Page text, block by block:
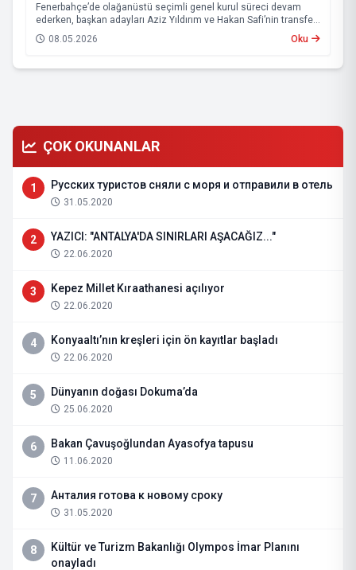
Fenerbahçe’de olağanüstü seçimli genel kurul süreci devam
ederken, başkan adayları Aziz Yıldırım ve Hakan Safi’nin transfer
çalışmalarına da hız verdiği öne sürüldü.
08.05.2026 Oku
ÇOK OKUNANLAR
1 Русских туристов сняли с моря и отправили в отель
31.05.2020
2 YAZICI: "ANTALYA'DA SINIRLARI AŞACAĞIZ..."
22.06.2020
3 Kepez Millet Kıraathanesi açılıyor
22.06.2020
4 Konyaaltı’nın kreşleri için ön kayıtlar başladı
22.06.2020
5 Dünyanın doğası Dokuma’da
25.06.2020
6 Bakan Çavuşoğlundan Ayasofya tapusu
11.06.2020
7 Анталия готова к новому сроку
31.05.2020
8
Kültür ve Turizm Bakanlığı Olympos İmar Planını
onayladı